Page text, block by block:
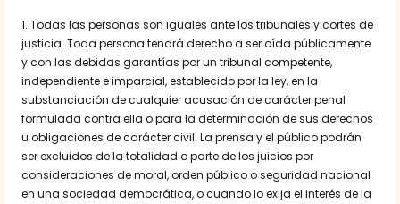
1. Todas las personas son iguales ante los tribunales y cortes de
justicia. Toda persona tendrá derecho a ser oída públicamente
y con las debidas garantías por un tribunal competente,
independiente e imparcial, establecido por la ley, en la
substanciación de cualquier acusación de carácter penal
formulada contra ella o para la determinación de sus derechos
u obligaciones de carácter civil. La prensa y el público podrán
ser excluidos de la totalidad o parte de los juicios por
consideraciones de moral, orden público o seguridad nacional
en una sociedad democrática, o cuando lo exija el interés de la